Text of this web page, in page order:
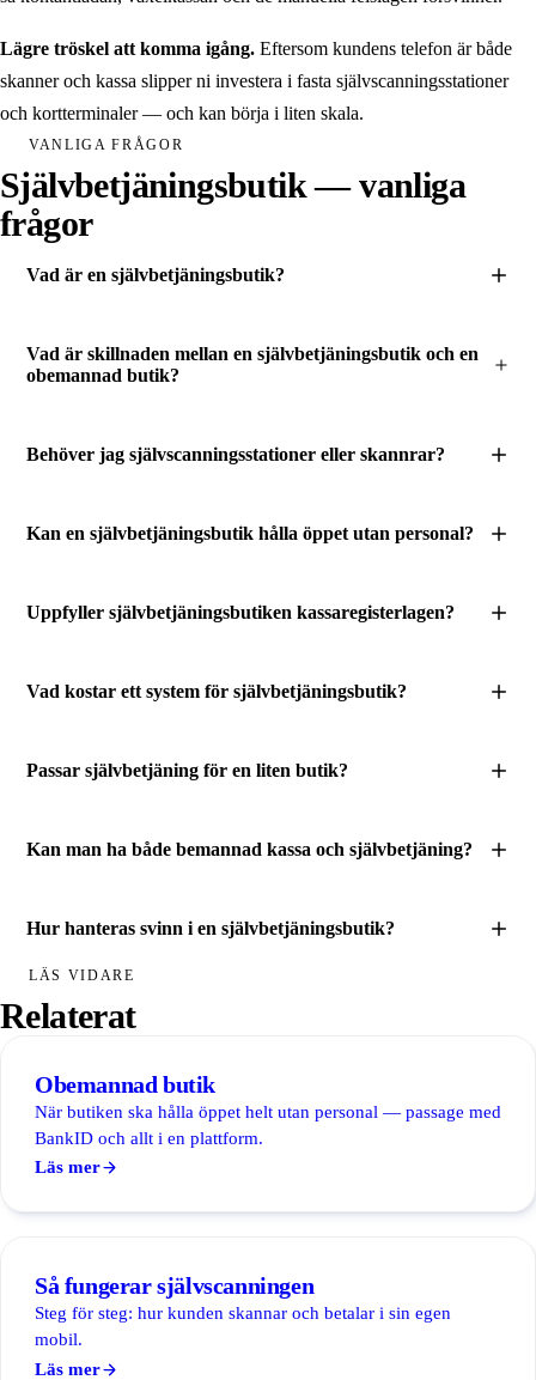
Lägre tröskel att komma igång. Eftersom kundens telefon är både
skanner och kassa slipper ni investera i fasta självscanningsstationer
och kortterminaler — och kan börja i liten skala.
VANLIGA FRÅGOR
Självbetjäningsbutik — vanliga
frågor
Vad är en självbetjäningsbutik?
Vad är skillnaden mellan en självbetjäningsbutik och en
obemannad butik?
Behöver jag självscanningsstationer eller skannrar?
Kan en självbetjäningsbutik hålla öppet utan personal?
Uppfyller självbetjäningsbutiken kassaregisterlagen?
Vad kostar ett system för självbetjäningsbutik?
Passar självbetjäning för en liten butik?
Kan man ha både bemannad kassa och självbetjäning?
Hur hanteras svinn i en självbetjäningsbutik?
LÄS VIDARE
Relaterat
Obemannad butik
När butiken ska hålla öppet helt utan personal — passage med
BankID och allt i en plattform.
Läs mer
Så fungerar självscanningen
Steg för steg: hur kunden skannar och betalar i sin egen
mobil.
Läs mer